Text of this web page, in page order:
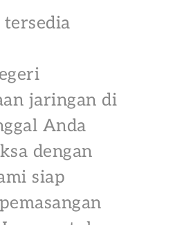
jaringan di
Anda
dengan
siap